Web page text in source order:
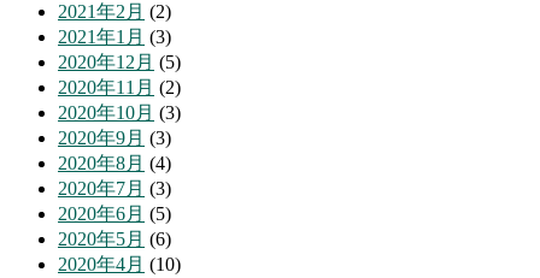
2021年2月 (2)
2021年1月 (3)
2020年12月 (5)
2020年11月 (2)
2020年10月 (3)
2020年9月 (3)
2020年8月 (4)
2020年7月 (3)
2020年6月 (5)
2020年5月 (6)
2020年4月 (10)